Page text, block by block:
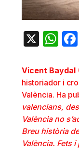
X
Vicent Baydal
historiador i
València. Ha
valencians,
València no
Breu història
València. Fets